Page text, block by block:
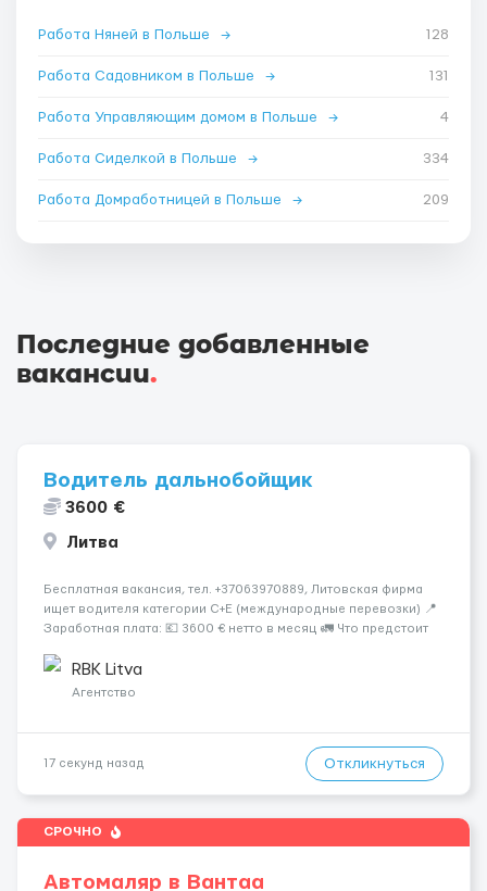
Работа Няней в Польше → 128
Работа Садовником в Польше → 131
Работа Управляющим домом в Польше → 4
Работа Сиделкой в Польше → 334
Работа Домработницей в Польше → 209
Последние добавленные
вакансии.
Водитель дальнобойщик
3600 €
Литва
Бесплатная вакансия, тел. +37063970889, Литовская фирма
ищет водителя категории C+E (международные перевозки) 📍
Заработная плата: 💶 3600 € нетто в месяц 🚛 Что предстоит
рефрижераторах. В среднем 400–500 км в день. Погрузки и
разгрузки ...
RBK Litva
Агентство
17 секунд назад Откликнуться
СРОЧНО
Автомаляр в Вантаа